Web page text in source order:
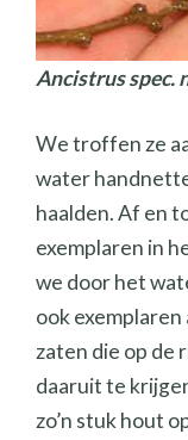
Ancistrus spec.
We troffen ze
water
haalden. Af en
exemplaren in
we door het
ook
zaten die op de
daaruit te
zo’n stuk hout